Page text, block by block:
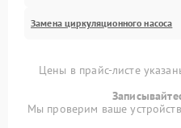
Замена циркуляционного насоса
Цены в прайс-листе
Мы проверим ваше